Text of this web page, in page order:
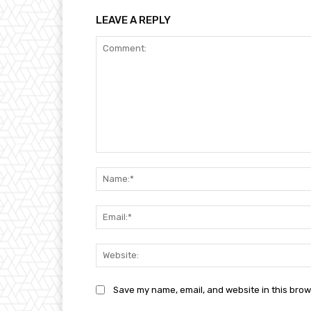
LEAVE A REPLY
Save my name, email, and website in this